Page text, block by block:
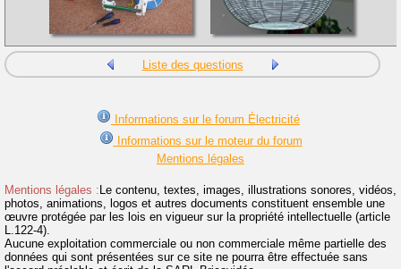
Liste des questions
Informations sur le forum Électricité
Informations sur le moteur du forum
Mentions légales
Mentions légales : Le contenu, textes, images, illustrations sonores, vidéos,
photos, animations, logos et autres documents constituent ensemble une
œuvre protégée par les lois en vigueur sur la propriété intellectuelle (article
L.122-4).
Aucune exploitation commerciale ou non commerciale même partielle des
données qui sont présentées sur ce site ne pourra être effectuée sans